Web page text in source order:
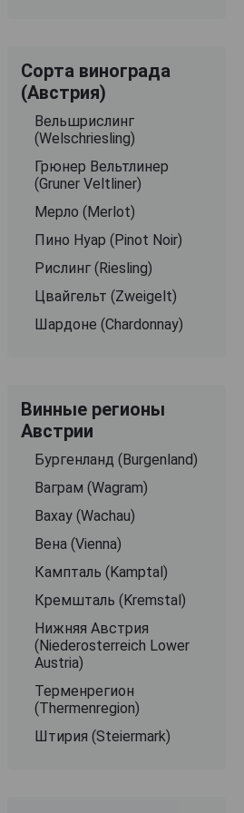
Сорта винограда
(Австрия)
Вельшрислинг
(Welschriesling)
Грюнер Вельтлинер
(Gruner Veltliner)
Мерло (Merlot)
Пино Нуар (Pinot Noir)
Рислинг (Riesling)
Цвайгельт (Zweigelt)
Шардоне (Chardonnay)
Винные регионы
Австрии
Бургенланд (Burgenland)
Ваграм (Wagram)
Вахау (Wachau)
Вена (Vienna)
Кампталь (Kamptal)
Кремшталь (Kremstal)
Нижняя Австрия
(Niederosterreich Lower
Austria)
Терменрегион
(Thermenregion)
Штирия (Steiermark)